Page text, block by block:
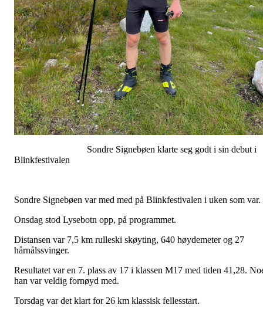
Sondre Signebøen klarte seg godt i sin debut i
Blinkfestivalen
Sondre Signebøen var med med på Blinkfestivalen i uken som var.
Onsdag stod Lysebotn opp, på programmet.
Distansen var 7,5 km rulleski skøyting, 640 høydemeter og 27
hårnålssvinger.
Resultatet var en 7. plass av 17 i klassen M17 med tiden 41,28.
han var veldig fornøyd med.
Torsdag var det klart for 26 km klassisk fellesstart.